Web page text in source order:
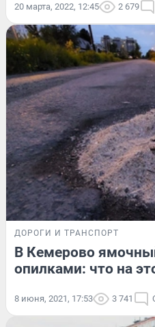
20 марта, 2022, 12:45 2 679
ДОРОГИ И ТРАНСПОРТ
В Кемерово
опилками: что на
8 июня, 2021, 17:53 3 741